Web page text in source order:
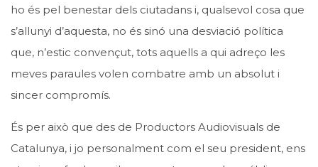
ho és pel benestar dels ciutadans i, qualsevol cosa que
s’allunyi d’aquesta, no és sinó una desviació política
que, n’estic convençut, tots aquells a qui adreço les
meves paraules volen combatre amb un absolut i
sincer compromís.
És per això que des de Productors Audiovisuals de
Catalunya, i jo personalment com el seu president, ens